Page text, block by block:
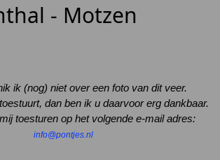
- Motzen
ik (nog) niet over een foto van dit veer.
dan ben ik u daarvoor erg dankbaar.
toesturen op het volgende e-mail adres:
info@pontjes.nl